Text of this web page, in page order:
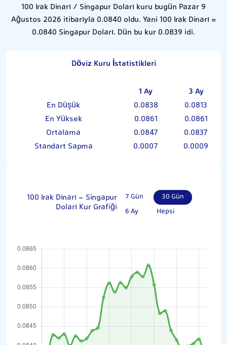
100 Irak Dinarı / Singapur Doları kuru bugün Pazar 9
Ağustos 2026 itibarıyla 0.0840 oldu. Yani 100 Irak Dinarı =
0.0840 Singapur Doları. Dün bu kur 0.0839 idi.
Döviz Kuru İstatistikleri
1 Ay
3 Ay
En Düşük
0.0838
0.0813
En Yüksek
0.0861
0.0861
Ortalama
0.0847
0.0837
Standart Sapma
0.0007 0.0009
100 Irak Dinarı - Singapur
Doları Kur Grafiği
7 Gün
30 Gün
6 Ay
Hepsi